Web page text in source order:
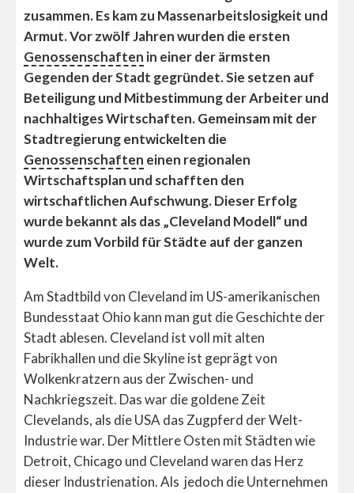
zusammen. Es kam zu Massenarbeitslosigkeit und
Armut. Vor zwölf Jahren wurden die ersten
Genossenschaften in einer der ärmsten
Gegenden der Stadt gegründet. Sie setzen auf
Beteiligung und Mitbestimmung der Arbeiter und
nachhaltiges Wirtschaften. Gemeinsam mit der
Stadtregierung entwickelten die
Genossenschaften einen regionalen
Wirtschaftsplan und schafften den
wirtschaftlichen Aufschwung. Dieser Erfolg
wurde bekannt als das „Cleveland Modell“ und
wurde zum Vorbild für Städte auf der ganzen
Welt.
Am Stadtbild von Cleveland im US-amerikanischen
Bundesstaat Ohio kann man gut die Geschichte der
Stadt ablesen. Cleveland ist voll mit alten
Fabrikhallen und die Skyline ist geprägt von
Wolkenkratzern aus der Zwischen- und
Nachkriegszeit. Das war die goldene Zeit
Clevelands, als die USA das Zugpferd der Welt-
Industrie war. Der Mittlere Osten mit Städten wie
Detroit, Chicago und Cleveland waren das Herz
dieser Industrienation. Als jedoch die Unternehmen